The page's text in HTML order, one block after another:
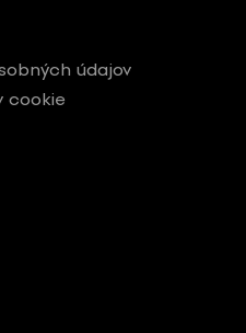
údajov
cookie